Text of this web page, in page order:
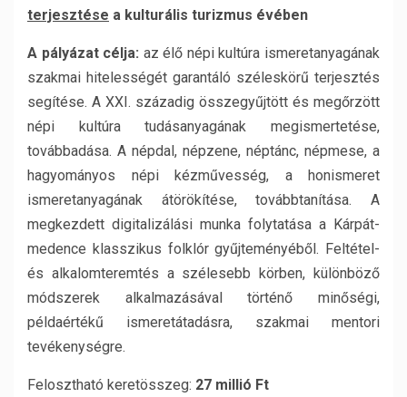
terjesztése a kulturális turizmus évében
A pályázat célja: az élő népi kultúra ismeretanyagának
szakmai hitelességét garantáló széleskörű terjesztés
segítése. A XXI. századig összegyűjtött és megőrzött
népi kultúra tudásanyagának megismertetése,
továbbadása. A népdal, népzene, néptánc, népmese, a
hagyományos népi kézművesség, a honismeret
ismeretanyagának átörökítése, továbbtanítása. A
megkezdett digitalizálási munka folytatása a Kárpát-
medence klasszikus folklór gyűjteményéből. Feltétel-
és alkalomteremtés a szélesebb körben, különböző
módszerek alkalmazásával történő minőségi,
példaértékű ismeretátadásra, szakmai mentori
tevékenységre.
Felosztható keretösszeg: 27 millió Ft